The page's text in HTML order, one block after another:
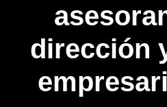
dirección